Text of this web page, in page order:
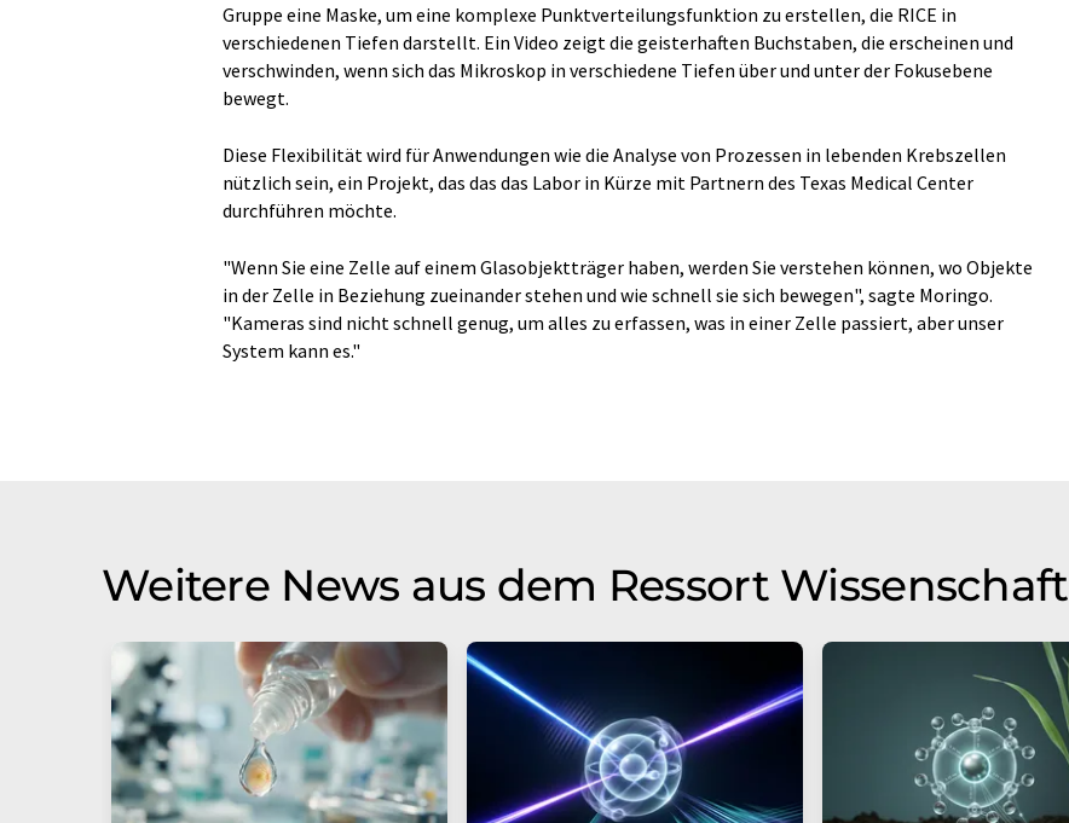
Gruppe eine Maske, um eine komplexe Punktverteilungsfunktion zu erstellen, die RICE in
verschiedenen Tiefen darstellt. Ein Video zeigt die geisterhaften Buchstaben, die erscheinen und
verschwinden, wenn sich das Mikroskop in verschiedene Tiefen über und unter der Fokusebene
bewegt.
Diese Flexibilität wird für Anwendungen wie die Analyse von Prozessen in lebenden Krebszellen
nützlich sein, ein Projekt, das das das Labor in Kürze mit Partnern des Texas Medical Center
durchführen möchte.
"Wenn Sie eine Zelle auf einem Glasobjektträger haben, werden Sie verstehen können, wo Objekte
in der Zelle in Beziehung zueinander stehen und wie schnell sie sich bewegen", sagte Moringo.
"Kameras sind nicht schnell genug, um alles zu erfassen, was in einer Zelle passiert, aber unser
System kann es."
Weitere News aus dem Ressort Wissenschaft